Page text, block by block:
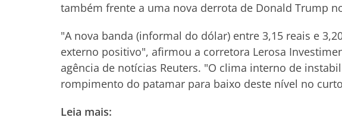
também frente a uma nova derrota de Donald Trump
"A nova banda (informal do dólar) entre 3,15 reais e
externo positivo", afirmou a corretora Lerosa
agência de notícias Reuters. "O clima interno de
rompimento do patamar para baixo deste nível no
Leia mais: